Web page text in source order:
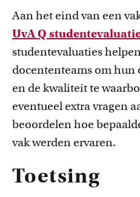
Aan het eind van een
UvA Q
studentevaluaties
docententeams om hun
en de kwaliteit te
eventueel extra vragen
beoordelen hoe
vak werden ervaren.
Toetsing